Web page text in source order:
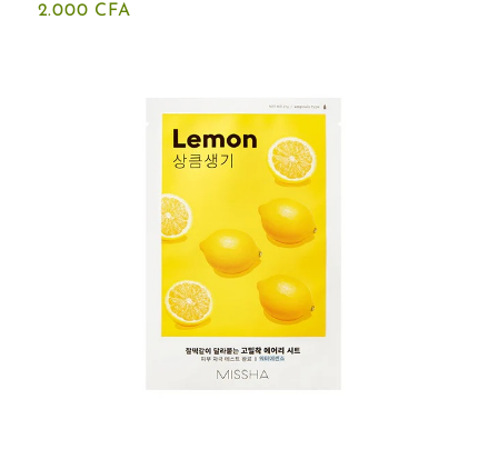
2.000 CFA